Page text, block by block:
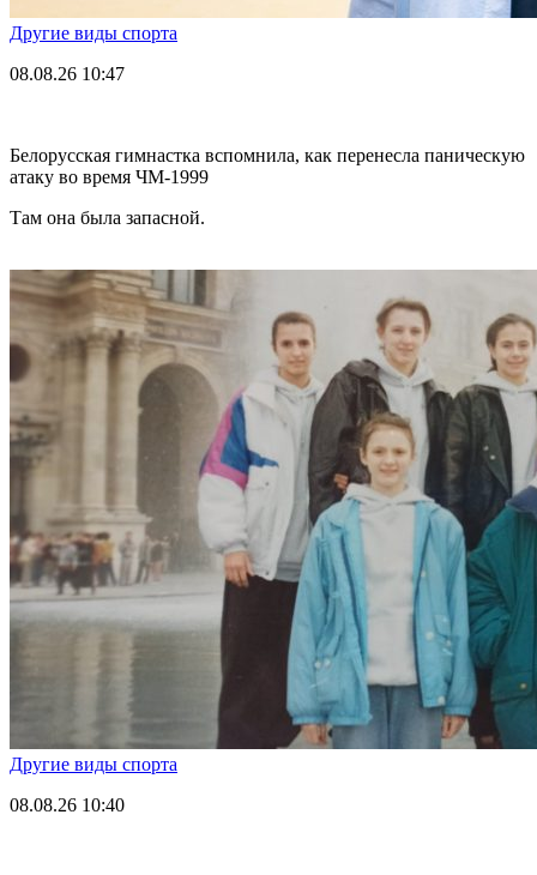
Другие виды спорта
08.08.26 10:47
Белорусская гимнастка вспомнила, как перенесла паническую
атаку во время ЧМ-1999
Там она была запасной.
Другие виды спорта
08.08.26 10:40